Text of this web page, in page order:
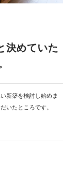
決めていた
新築を検討し始めま
いたところです。